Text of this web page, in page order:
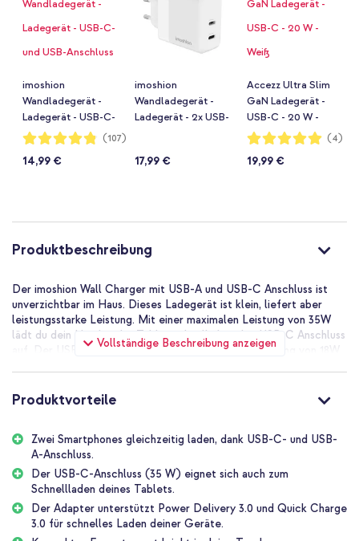
imoshion
Wandladegerät -
Ladegerät - USB-C-
und USB-Anschluss
20 Watt - Weiß
Bewertung:
96%
(107)
14,99 €
imoshion
Wandladegerät -
Ladegerät - 2x USB-
17,99 €
Accezz Ultra Slim
GaN Ladegerät -
USB-C - 20 W -
Weiß
Bewertung:
100%
(4)
19,99 €
Produktbeschreibung
Vollständige Beschreibung anzeigen
Der imoshion Wall Charger mit USB-A und USB-C Anschluss ist
unverzichtbar im Haus. Dieses Ladegerät ist klein, liefert aber
leistungsstarke Leistung. Mit einer maximalen Leistung von 35W
lädt du dein Handy oder Tablet schnell über den USB-C Anschluss
auf. Der USB-A Anschluss liefert eine maximale Leistung von 18W.
Der imoshion Wall Charger - Ladegerät - USB-C + USB-A kurz
Zwei Handys gleichzeitig mit dem USB-C und USB-A Anschluss
aufladen
Der USB-C Anschluss liefert eine maximale Leistung von 35W
(auch ideal zum schnellen Aufladen von Tablets)
Der USB-A Anschluss liefert eine maximale Leistung von 18W
Produktvorteile
Zwei Smartphones gleichzeitig laden, dank USB-C- und USB-
A-Anschluss.
Der USB-C-Anschluss (35 W) eignet sich auch zum
Schnellladen deines Tablets.
Der Adapter unterstützt Power Delivery 3.0 und Quick Charge
3.0 für schnelles Laden deiner Geräte.